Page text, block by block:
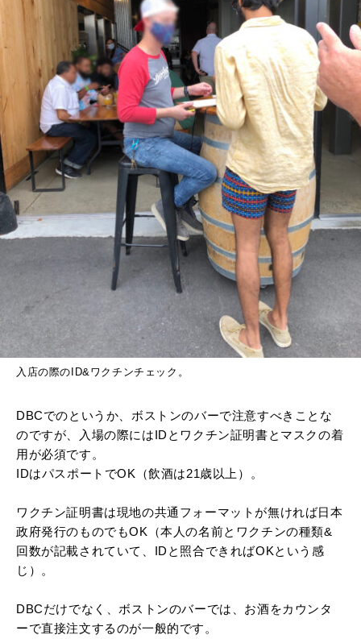
入店の際のID&ワクチンチェック。
DBCでのというか、ボストンのバーで注意すべきことな
のですが、入場の際にはIDとワクチン証明書とマスクの着
用が必須です。
IDはパスポートでOK（飲酒は21歳以上）。
ワクチン証明書は現地の共通フォーマットが無ければ日本
政府発行のものでもOK（本人の名前とワクチンの種類&
回数が記載されていて、IDと照合できればOKという感
じ）。
DBCだけでなく、ボストンのバーでは、お酒をカウンタ
ーで直接注文するのが一般的です。